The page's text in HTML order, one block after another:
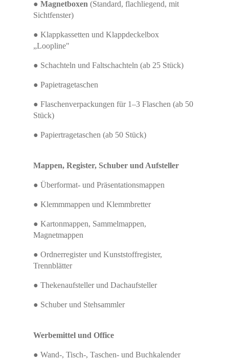
● Magnetboxen (Standard, flachliegend, mit
Sichtfenster)
● Klappkassetten und Klappdeckelbox
„Loopline"
● Schachteln und Faltschachteln (ab 25 Stück)
● Papietragetaschen
● Flaschenverpackungen für 1–3 Flaschen (ab 50
Stück)
● Papiertragetaschen (ab 50 Stück)
Mappen, Register, Schuber und Aufsteller
● Überformat- und Präsentationsmappen
● Klemmmappen und Klemmbretter
● Kartonmappen, Sammelmappen,
Magnetmappen
● Ordnerregister und Kunststoffregister,
Trennblätter
● Thekenaufsteller und Dachaufsteller
● Schuber und Stehsammler
Werbemittel und Office
● Wand-, Tisch-, Taschen- und Buchkalender